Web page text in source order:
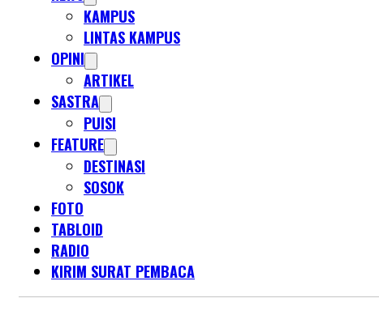
KAMPUS
LINTAS KAMPUS
OPINI
ARTIKEL
SASTRA
PUISI
FEATURE
DESTINASI
SOSOK
FOTO
TABLOID
RADIO
KIRIM SURAT PEMBACA